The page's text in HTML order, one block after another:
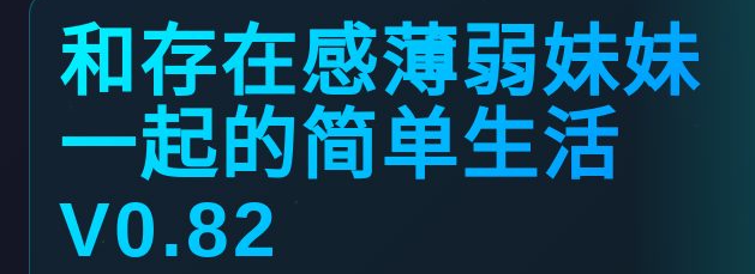
和存在感薄弱妹妹
一起的简单生活
V0.82